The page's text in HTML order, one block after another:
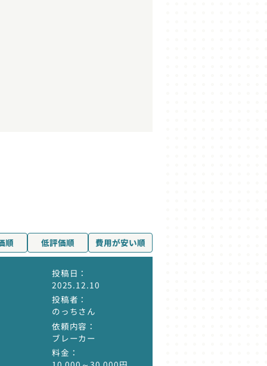
順 低評価順 費用が安い順
投稿日
2025.12.10
投稿者
のっちさん
依頼内容
ブレーカー
料金